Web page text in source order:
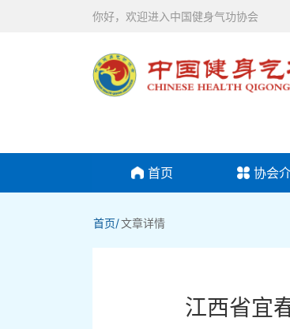
你好，欢迎进入中国健身气功协会
首页 协会
首页/文章详情
江西省宜